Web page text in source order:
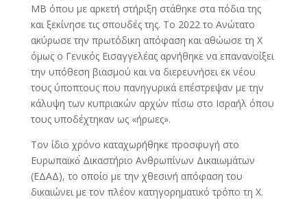
ΜΒ όπου με αρκετή στήριξη στάθηκε στα πόδια της
και ξεκίνησε τις σπουδές της. Το 2022 το Ανώτατο
ακύρωσε την πρωτόδικη απόφαση και αθώωσε τη Χ
όμως ο Γενικός Εισαγγελέας αρνήθηκε να επανανοίξει
την υπόθεση βιασμού και να διερευνήσει εκ νέου
τους ύποπτους που πανηγυρικά επέστρεψαν με την
κάλυψη των κυπριακών αρχών πίσω στο Ισραήλ όπου
τους υποδέχτηκαν ως «ήρωες».
Τον ίδιο χρόνο καταχωρήθηκε προσφυγή στο
Ευρωπαϊκό́ Δικαστήριο Ανθρωπίνων Δικαιωμάτων
(ΕΔΑΔ), το οποίο με την χθεσινή απόφαση του
δικαιώνει με τον πλέον κατηγορηματικό τρόπο τη Χ.